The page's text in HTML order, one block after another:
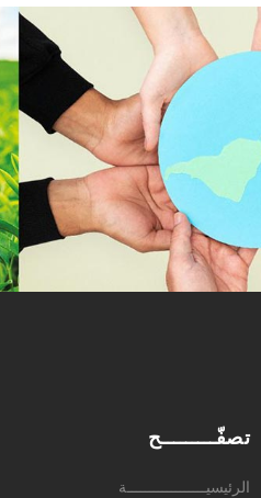
تصفّـــــــــح
الرئيسيــــــــــــــــــة